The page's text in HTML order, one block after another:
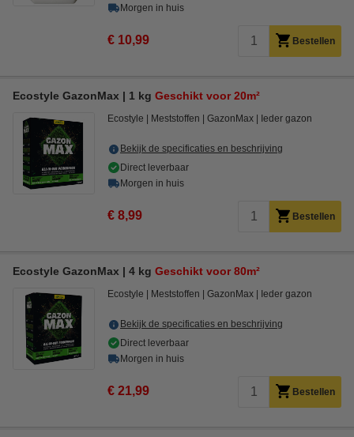
Morgen in huis
€ 10,99 Bestellen
Ecostyle GazonMax | 1 kg Geschikt voor 20m²
Ecostyle Meststoffen GazonMax Ieder gazon
Bekijk de specificaties en beschrijving
Direct leverbaar
Morgen in huis
€ 8,99 Bestellen
Ecostyle GazonMax | 4 kg Geschikt voor 80m²
Ecostyle Meststoffen GazonMax Ieder gazon
Bekijk de specificaties en beschrijving
Direct leverbaar
Morgen in huis
€ 21,99 Bestellen